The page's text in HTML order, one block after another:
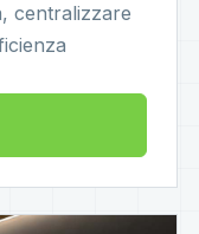
centralizzare